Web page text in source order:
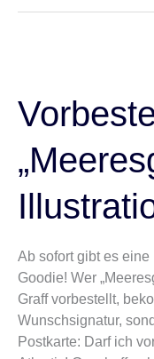
Ab sofort gibt es
Goodie! Wer
Graff vorbestellt,
Wunschsignatur,
Postkarte: Darf ich
3“
mit